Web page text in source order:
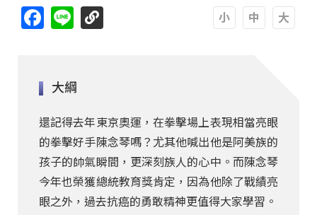
Facebook
Line
大綱
還記得去年東京奧運，在拳擊場上表現相當亮眼
的拳擊好手陳念琴嗎？尤其他喊出他是阿美族的
孩子的帥氣瞬間，更深刻族人的心中。而陳念琴
今年也榮獲總統教育獎肯定，因為他除了戰績亮
眼之外，過去抗癌的勇敢精神更值得大家學習。